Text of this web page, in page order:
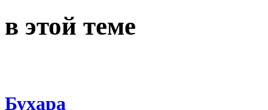
в этой теме
Бухара